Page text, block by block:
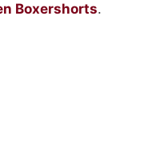
Boxershorts.